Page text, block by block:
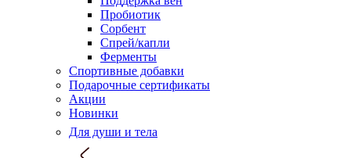
Пробиотик
Сорбент
Спрей/капли
Ферменты
Спортивные добавки
Подарочные сертификаты
Акции
Новинки
Для души и тела